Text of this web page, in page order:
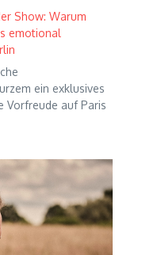
Show: Warum
emotional
ein exklusives
Vorfreude auf Paris